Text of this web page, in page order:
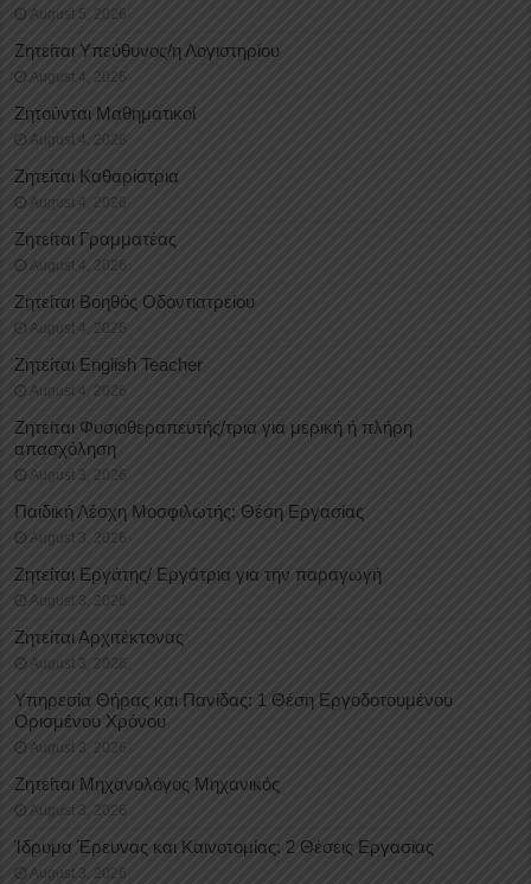
August 5, 2026
Ζητείται Υπεύθυνος/η Λογιστηρίου
August 4, 2026
Ζητούνται Μαθηματικοί
August 4, 2026
Ζητείται Καθαρίστρια
August 4, 2026
Ζητείται Γραμματέας
August 4, 2026
Ζητείται Βοηθός Οδοντιατρείου
August 4, 2026
Ζητείται English Teacher
August 4, 2026
Ζητείται Φυσιοθεραπευτής/τρια για μερική ή πλήρη
απασχόληση
August 3, 2026
Παιδική Λέσχη Μοσφιλωτής: Θέση Εργασίας
August 3, 2026
Ζητείται Εργάτης/ Εργάτρια για την παραγωγή
August 3, 2026
Ζητείται Αρχιτέκτονας
August 3, 2026
Υπηρεσία Θήρας και Πανίδας: 1 Θέση Eργοδοτουμένου
Oρισμένου Xρόνου
August 3, 2026
Ζητείται Μηχανολόγος Μηχανικός
August 3, 2026
Ίδρυμα Έρευνας και Καινοτομίας: 2 Θέσεις Εργασίας
August 3, 2026